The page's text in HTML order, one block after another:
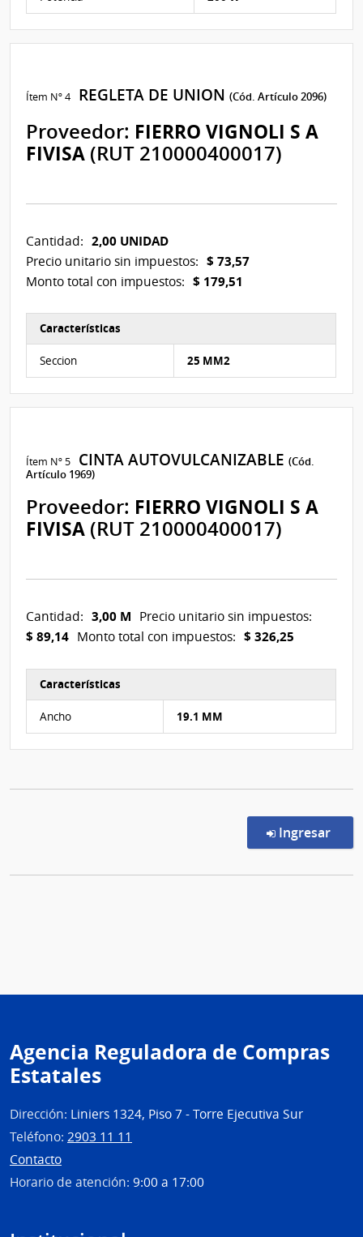
Ítem Nº 4 REGLETA DE UNION(Cód. Artículo 2096)
Proveedor: FIERRO VIGNOLI S A
FIVISA (RUT 210000400017)
Cantidad: 2,00 UNIDAD
Precio unitario sin impuestos: $ 73,57
Monto total con impuestos: $ 179,51
Características
Seccion 25 MM2
Ítem Nº 5 CINTA AUTOVULCANIZABLE(Cód.
Artículo 1969)
Proveedor: FIERRO VIGNOLI S A
FIVISA (RUT 210000400017)
Cantidad: 3,00 M Precio unitario sin impuestos:
$ 89,14 Monto total con impuestos: $ 326,25
Características del Ítem Nº 5
Características
Ancho 19.1 MM
Ingresar
Agencia Reguladora de Compras
Estatales
Dirección: Liniers 1324, Piso 7 - Torre Ejecutiva Sur
Teléfono: 2903 11 11
Contacto
Horario de atención: 9:00 a 17:00